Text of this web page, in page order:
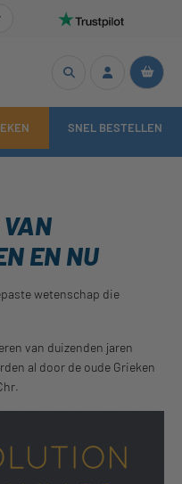
SNEL BESTELLEN
VAN
EN NU
wetenschap die
van duizenden jaren
al door de oude Grieken